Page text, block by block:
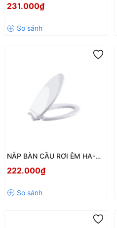
BỀN ĐẸP, ĐÓNG ÊM, DỄ VỆ
231.000₫
NẮP BÀN CẦU RƠI ÊM HA-29
ĐÓNG ÊM CHỐNG ỒN
222.000₫